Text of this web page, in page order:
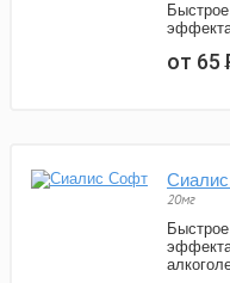
от 65
20мг